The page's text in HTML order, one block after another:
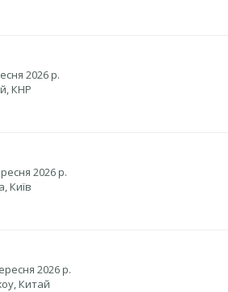
2026 р.
КНР
2026 р.
Київ
2026 р.
Китай